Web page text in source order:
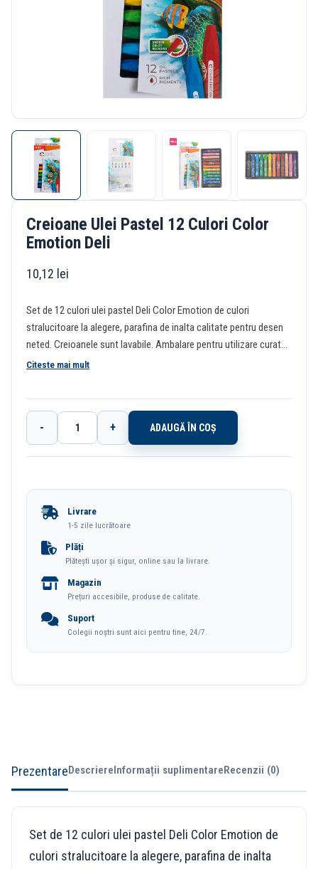
Creioane Ulei Pastel 12 Culori Color
Emotion Deli
10,12 lei
Set de 12 culori ulei pastel Deli Color Emotion de culori
stralucitoare la alegere, parafina de inalta calitate pentru desen
neted. Creioanele sunt lavabile. Ambalare pentru utilizare curata,
formula non-toxica cu miros scazut pentru utilizare in siguranta.
Citeste mai mult
Cantitate
Creioane
Culori
Emotion
- + ADAUGĂ ÎN COȘ
Livrare
1-5 zile lucrătoare
Plăți
Plătești ușor și sigur, online sau la livrare.
Magazin
Prețuri accesibile, produse de calitate.
Suport
Colegii noștri sunt aici pentru tine, 24/7.
PrezentareDescriereInformații suplimentareRecenzii (0)
Set de 12 culori ulei pastel Deli Color Emotion de
culori stralucitoare la alegere, parafina de inalta